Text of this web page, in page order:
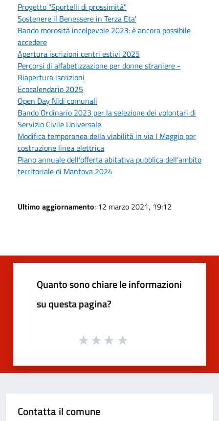
Progetto "Sportelli di prossimità"
Sostenere il Benessere in Terza Eta'
Bando morosità incolpevole 2023: è ancora possibile
accedere
Apertura iscrizioni centri estivi 2025
Percorsi di alfabetizzazione per donne straniere -
Riapertura iscrizioni
Ecocalendario 2025
Open Day Nidi comunali
Bando Ordinario 2023 per la selezione dei volontari di
Servizio Civile Universale
Modifica temporanea della viabilità in via I Maggio per
costruzione linea elettrica
Piano annuale dell’offerta abitativa pubblica dell’ambito
territoriale di Mantova 2024
Ultimo aggiornamento: 12 marzo 2021, 19:12
Quanto sono chiare le informazioni
su questa pagina?
Contatta il comune